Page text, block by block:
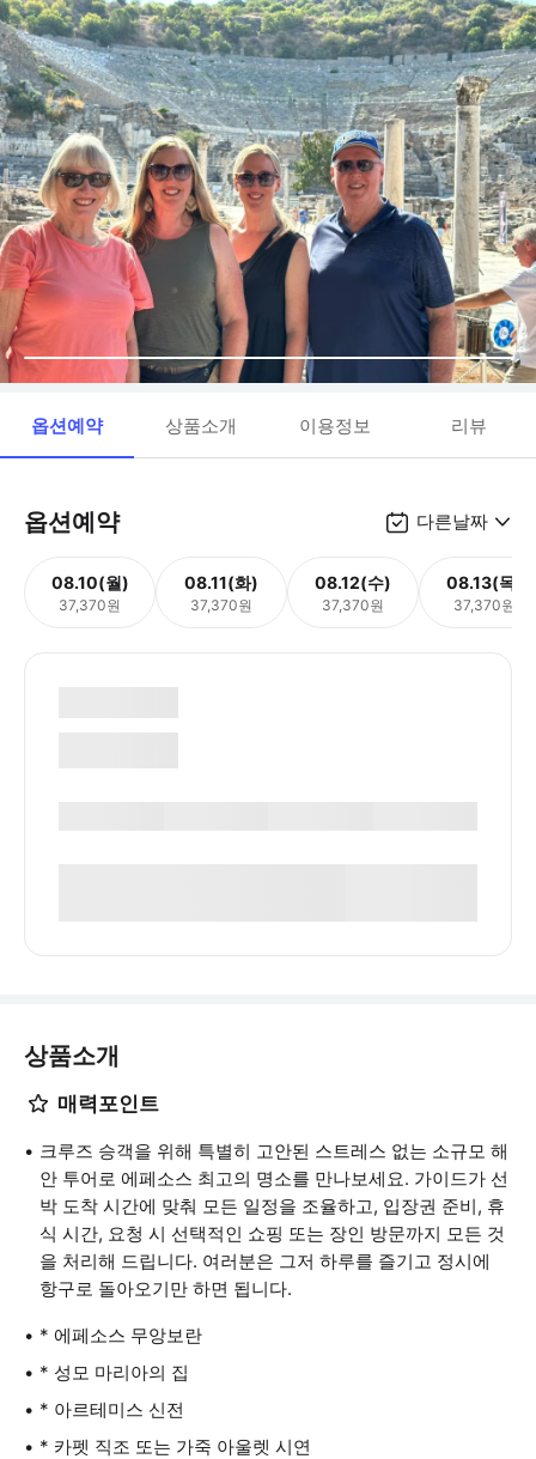
옵션예약 상품소개 이용정보 리뷰
옵션예약 다른날짜
08.10(월)
37,370원
08.11(화)
37,370원
08.12(수)
37,370원
08.13(목)
37,370원
상품소개
매력포인트
크루즈 승객을 위해 특별히 고안된 스트레스 없는 소규모 해
안 투어로 에페소스 최고의 명소를 만나보세요. 가이드가 선
박 도착 시간에 맞춰 모든 일정을 조율하고, 입장권 준비, 휴
식 시간, 요청 시 선택적인 쇼핑 또는 장인 방문까지 모든 것
을 처리해 드립니다. 여러분은 그저 하루를 즐기고 정시에
항구로 돌아오기만 하면 됩니다.
* 에페소스 무앙보란
* 성모 마리아의 집
* 아르테미스 신전
* 카펫 직조 또는 가죽 아울렛 시연